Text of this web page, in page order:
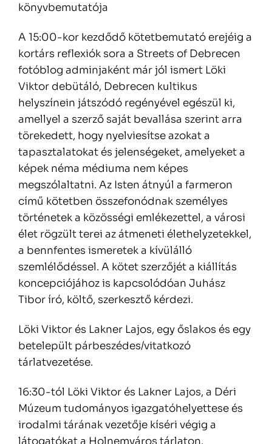
könyvbemutatója
A 15:00-kor kezdődő kötetbemutató erejéig a
kortárs reflexiók sora a Streets of Debrecen
fotóblog adminjaként már jól ismert Löki
Viktor debütáló, Debrecen kultikus
helyszínein játszódó regényével egészül ki,
amellyel a szerző saját bevallása szerint arra
törekedett, hogy nyelviesítse azokat a
tapasztalatokat és jelenségeket, amelyeket a
képek néma médiuma nem képes
megszólaltatni. Az Isten átnyúl a farmeron
című kötetben összefonódnak személyes
történetek a közösségi emlékezettel, a városi
élet rögzült terei az átmeneti élethelyzetekkel,
a bennfentes ismeretek a kívülálló
szemlélődéssel. A kötet szerzőjét a kiállítás
koncepciójához is kapcsolódóan Juhász
Tibor író, költő, szerkesztő kérdezi.
Löki Viktor és Lakner Lajos, egy őslakos és egy
betelepült párbeszédes/vitatkozó
tárlatvezetése.
16:30-tól Löki Viktor és Lakner Lajos, a Déri
Múzeum tudományos igazgatóhelyettese és
irodalmi tárának vezetője kíséri végig a
látogatókat a Holnemváros tárlaton.